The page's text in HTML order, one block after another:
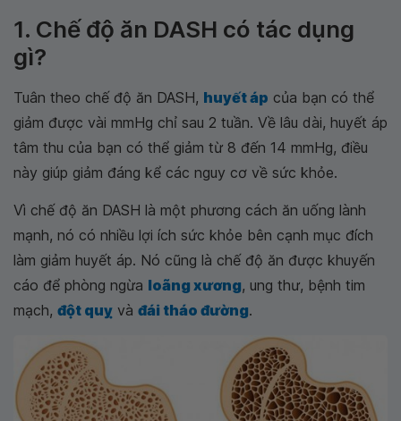
1. Chế độ ăn DASH có tác dụng
gì?
Tuân theo chế độ ăn DASH, huyết áp của bạn có thể
giảm được vài mmHg chỉ sau 2 tuần. Về lâu dài, huyết áp
tâm thu của bạn có thể giảm từ 8 đến 14 mmHg, điều
này giúp giảm đáng kể các nguy cơ về sức khỏe.
Vì chế độ ăn DASH là một phương cách ăn uống lành
mạnh, nó có nhiều lợi ích sức khỏe bên cạnh mục đích
làm giảm huyết áp. Nó cũng là chế độ ăn được khuyến
cáo để phòng ngừa loãng xương, ung thư, bệnh tim
mạch, đột quỵ và đái tháo đường.